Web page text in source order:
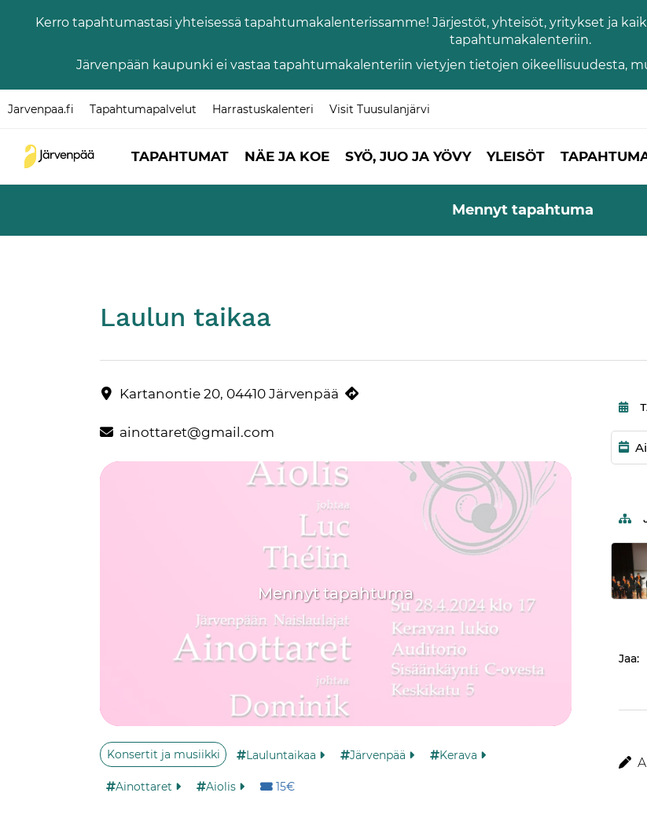
Kerro tapahtumastasi yhteisessä tapahtumakalenterissamme! Järjestöt, yhteisöt, yritykset ja
tapahtumakalenteriin.
Järvenpään kaupunki ei vastaa tapahtumakalenteriin vietyjen tietojen oikeellisuudesta,
Jarvenpaa.fi Tapahtumapalvelut Harrastuskalenteri Visit Tuusulanjärvi
TAPAHTUMAT NÄE JA KOE SYÖ, JUO JA YÖVY YLEISÖT
Mennyt tapahtuma
Laulun taikaa
Kahden kuoron yhteiskonsertti - Aiolis ja Ainottaret
Yhteystiedot
Kartanontie 20, 04410 Järvenpää
ainottaret@gmail.com
Mennyt tapahtuma
Konsertit ja musiikki Lauluntaikaa Järvenpää Kerava
Ainottaret Aiolis Hinta:
15€
Jaa: